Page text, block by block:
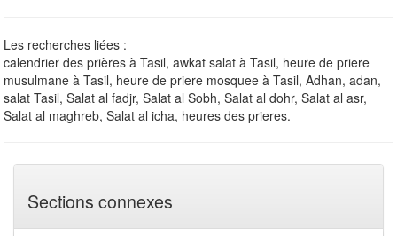
Les recherches liées :
calendrier des prières à Tasil, awkat salat à Tasil, heure de priere
musulmane à Tasil, heure de priere mosquee à Tasil, Adhan, adan,
salat Tasil, Salat al fadjr, Salat al Sobh, Salat al dohr, Salat al asr,
Salat al maghreb, Salat al icha, heures des prieres.
Sections connexes